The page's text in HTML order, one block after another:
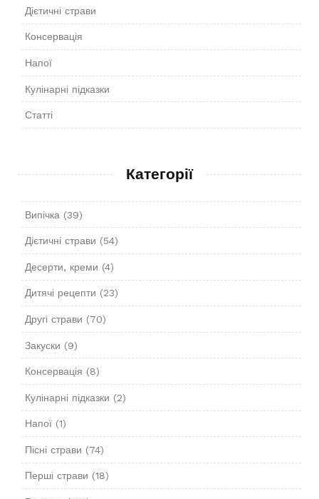
Дієтичні страви
Консервація
Напої
Кулінарні підказки
Статті
Категорії
Випічка (39)
Дієтичні страви (54)
Десерти, креми (4)
Дитячі рецепти (23)
Другі страви (70)
Закуски (9)
Консервація (8)
Кулінарні підказки (2)
Напої(1)
Пісні страви (74)
Перші страви (18)